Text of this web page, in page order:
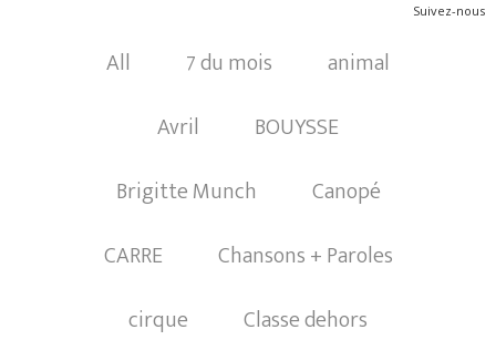
Suivez-nous
All 7 du mois
animal
Avril
BOUYSSE
Brigitte Munch
Canopé
CARRE
Chansons + Paroles
cirque
Classe dehors